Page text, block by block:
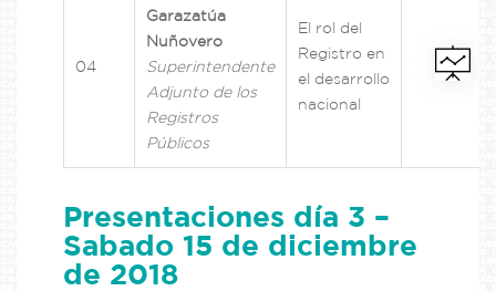
04
Garazatúa
Nuñovero
Superintendente
Adjunto de los
Registros
Públicos
El rol del
Registro en
el desarrollo
nacional
Presentaciones día 3 –
Sabado 15 de diciembre
de 2018